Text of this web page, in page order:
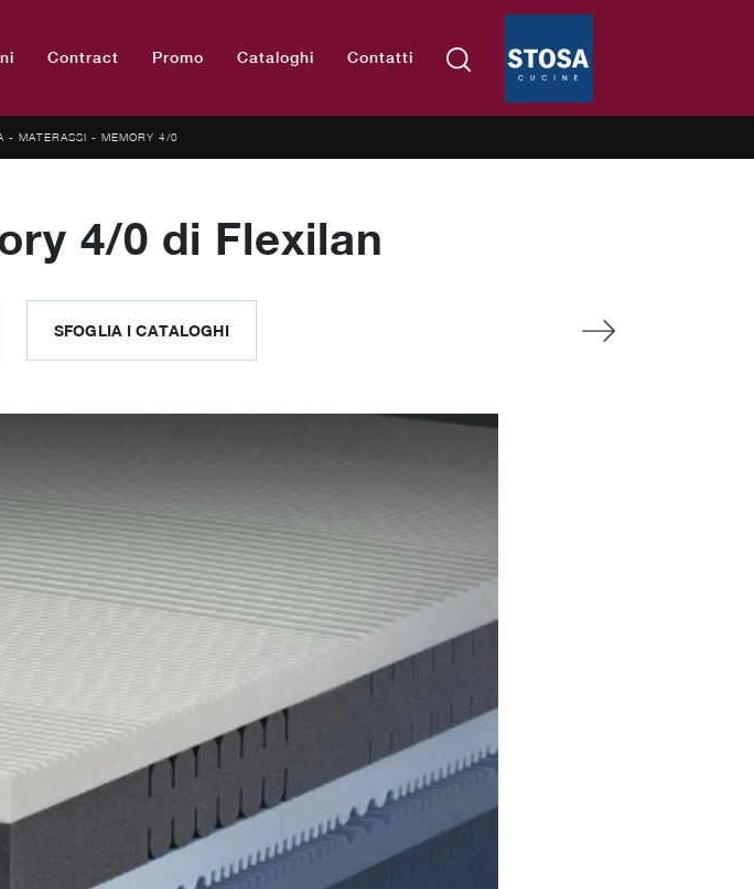
Contract Promo Cataloghi Contatti
- MATERASSI - MEMORY 4/0
4/0 di Flexilan
SFOGLIA I CATALOGHI